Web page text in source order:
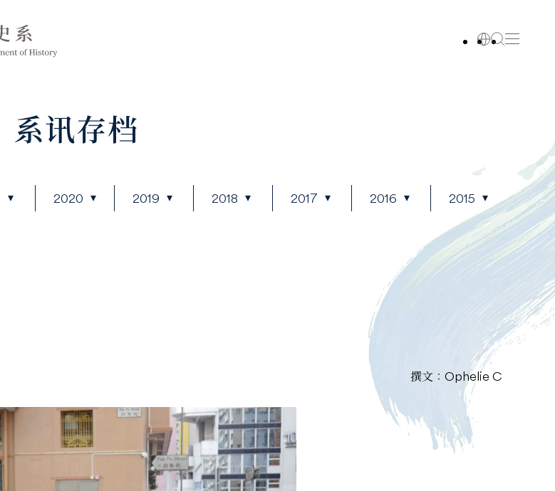
系讯存档
2020 2019 2018 2017 2016 2015
撰文：Ophelie C